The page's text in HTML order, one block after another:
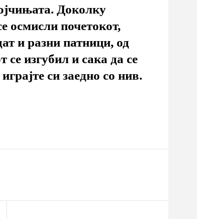
Доколку
осмисли почетокот,
и разни патници, од
се изгубил и сака да се
си заедно со нив.